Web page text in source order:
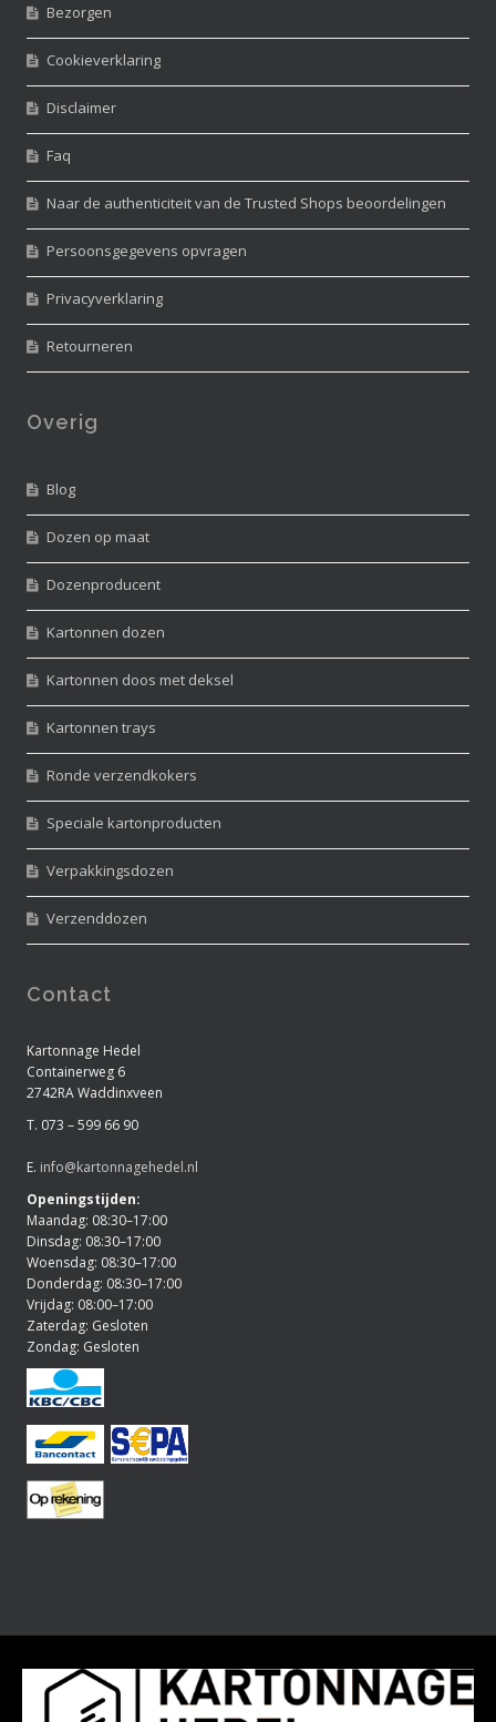
Bezorgen
Cookieverklaring
Disclaimer
Faq
Naar de authenticiteit van de Trusted Shops beoordelingen
Persoonsgegevens opvragen
Privacyverklaring
Retourneren
Overig
Blog
Dozen op maat
Dozenproducent
Kartonnen dozen
Kartonnen doos met deksel
Kartonnen trays
Ronde verzendkokers
Speciale kartonproducten
Verpakkingsdozen
Verzenddozen
Contact
Kartonnage Hedel
Containerweg 6
2742RA Waddinxveen
T. 073 – 599 66 90
E. info@kartonnagehedel.nl
Openingstijden:
Maandag: 08:30–17:00
Dinsdag: 08:30–17:00
Woensdag: 08:30–17:00
Donderdag: 08:30–17:00
Vrijdag: 08:00–17:00
Zaterdag: Gesloten
Zondag: Gesloten